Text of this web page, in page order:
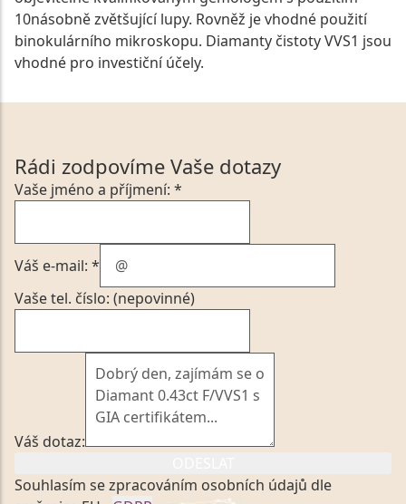
10násobně zvětšující lupy. Rovněž je vhodné použití
binokulárního mikroskopu. Diamanty čistoty VVS1 jsou
vhodné pro investiční účely.
Rádi zodpovíme Vaše dotazy
Vaše jméno a příjmení: *
Váš e-mail: *
Vaše tel. číslo: (nepovinné)
Váš dotaz:
Souhlasím se zpracováním osobních údajů dle